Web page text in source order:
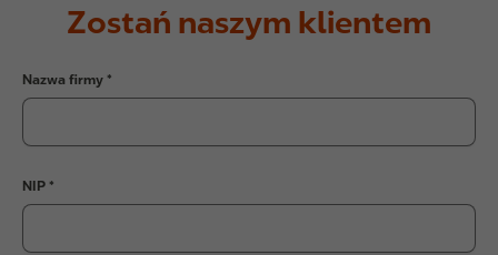
Zostań naszym klientem
Nazwa firmy
NIP